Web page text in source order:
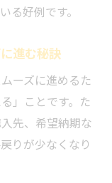
る好例です。
進む秘訣
ーズに進めるた
」ことです。た
先、希望納期な
りが少なくなり